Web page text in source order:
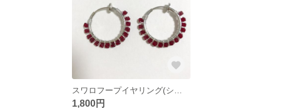
1,800円